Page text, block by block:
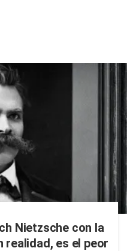
Nietzsche con la
realidad, es el peor